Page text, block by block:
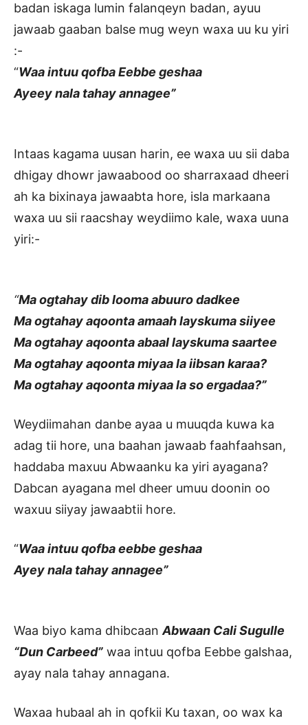
badan iskaga lumin falanqeyn badan, ayuu
jawaab gaaban balse mug weyn waxa uu ku yiri
:-
“Waa intuu qofba Eebbe geshaa
Ayeey nala tahay annagee”
Intaas kagama uusan harin, ee waxa uu sii daba
dhigay dhowr jawaabood oo sharraxaad dheeri
ah ka bixinaya jawaabta hore, isla markaana
waxa uu sii raacshay weydiimo kale, waxa uuna
yiri:-
“Ma ogtahay dib looma abuuro dadkee
Ma ogtahay aqoonta amaah layskuma siiyee
Ma ogtahay aqoonta abaal layskuma saartee
Ma ogtahay aqoonta miyaa la iibsan karaa?
Ma ogtahay aqoonta miyaa la so ergadaa?”
Weydiimahan danbe ayaa u muuqda kuwa ka
adag tii hore, una baahan jawaab faahfaahsan,
haddaba maxuu Abwaanku ka yiri ayagana?
Dabcan ayagana mel dheer umuu doonin oo
waxuu siiyay jawaabtii hore.
“Waa intuu qofba eebbe geshaa
Ayey nala tahay annagee”
Waa biyo kama dhibcaan Abwaan Cali Sugulle
“Dun Carbeed” waa intuu qofba Eebbe galshaa,
ayay nala tahay annagana.
Waxaa hubaal ah in qofkii Ku taxan, oo wax ka